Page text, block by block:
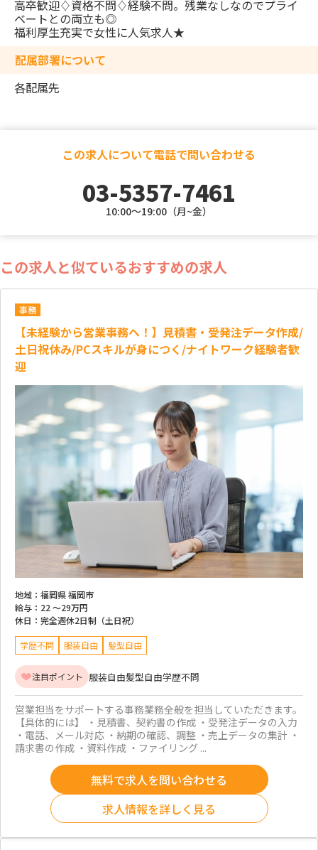
高卒歓迎♢資格不問♢経験不問。残業なしなのでプライ
ベートとの両立も◎
福利厚生充実で女性に人気求人★
配属部署について
各配属先
この求人について電話で問い合わせる
03-5357-7461
10:00～19:00（月~金）
この求人と似ているおすすめの求人
事務
【未経験から営業事務へ！】見積書・受発注データ作成/
土日祝休み/PCスキルが身につく/ナイトワーク経験者歓
迎
地域： 福岡県 福岡市
給与： 22 ～29万円
休日： 完全週休2日制（土日祝）
学歴不問 服装自由 髪型自由
注目ポイント 服装自由髪型自由学歴不問
営業担当をサポートする事務業務全般を担当していただきます。
【具体的には】 ・見積書、契約書の作成 ・受発注データの入力
・電話、メール対応 ・納期の確認、調整 ・売上データの集計 ・
請求書の作成 ・資料作成 ・ファイリング ...
無料で求人を問い合わせる
求人情報を詳しく見る